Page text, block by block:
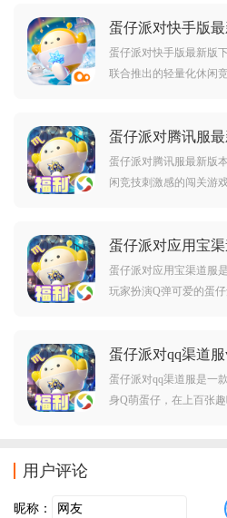
蛋仔派对快手版
版
蛋仔派对快手版最新版
联合推出的轻量化休闲
仔在奇幻场景中闯关，
与竞速赛、生存赛等模
蛋仔派对腾讯服
蛋仔派对腾讯服最新版
闲竞技刺激感的闯关游
有多少难度，并且还很
蛋仔派对应用宝渠
蛋仔派对应用宝渠道服
玩家扮演Q弹可爱的蛋
滚、碰撞，利用场景道
最终存活者获胜。
蛋仔派对qq渠道服
蛋仔派对qq渠道服是一
身Q萌蛋仔，在上百张
用户评论
昵称：